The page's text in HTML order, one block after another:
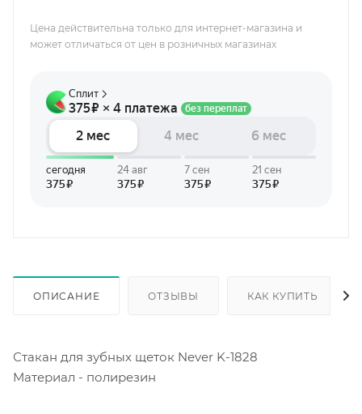
Цена действительна только для интернет-магазина и
может отличаться от цен в розничных магазинах
ОПИСАНИЕ ОТЗЫВЫ КАК КУПИТЬ
Стакан для зубных щеток Never K-1828
Материал - полирезин